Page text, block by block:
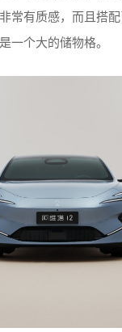
常有质感，而且搭
一个大的储物格。